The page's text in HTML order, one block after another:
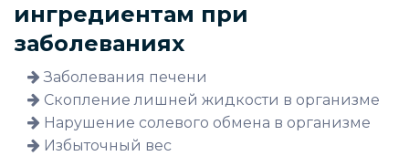
ингредиентам при
заболеваниях
Заболевания печени
Скопление лишней жидкости в организме
Нарушение солевого обмена в организме
Избыточный вес